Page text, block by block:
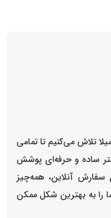
تلاش می‌کنیم تا تمامی
ساده و حرفه‌ای پوشش
سفارش آنلاین، همه‌چیز
را به بهترین شکل ممکن